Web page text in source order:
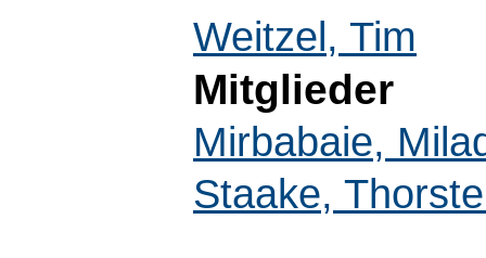
Weitzel, Tim
Mitglieder
Mirbabaie,
Staake,